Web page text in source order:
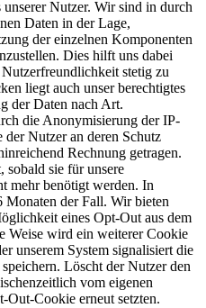
Nutzer. Wir sind in durch
Daten in der Lage,
der einzelnen Komponenten
Dies hilft uns dabei
stetig zu
liegt auch unser berechtigtes
der Daten nach Art.
die Anonymisierung der IP-
der Nutzer an deren Schutz
Rechnung getragen.
sobald sie für unsere
mehr benötigt werden. In
Monaten der Fall. Wir bieten
eines Opt-Out aus dem
Weise wird ein weiterer Cookie
unserem System signalisiert die
Löscht der Nutzer den
vom eigenen
Out-Cookie erneut setzten.